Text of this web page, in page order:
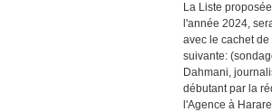
La Liste
l'année 2024,
avec le cachet
suivante: (
Dahmani,
débutant par la
l'Agence à